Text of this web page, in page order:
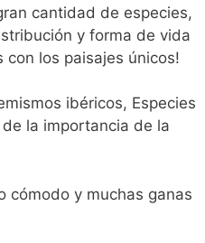
cantidad de especies,
y forma de vida
con los paisajes únicos!
ibéricos, Especies
de la importancia de la
cómodo y muchas ganas